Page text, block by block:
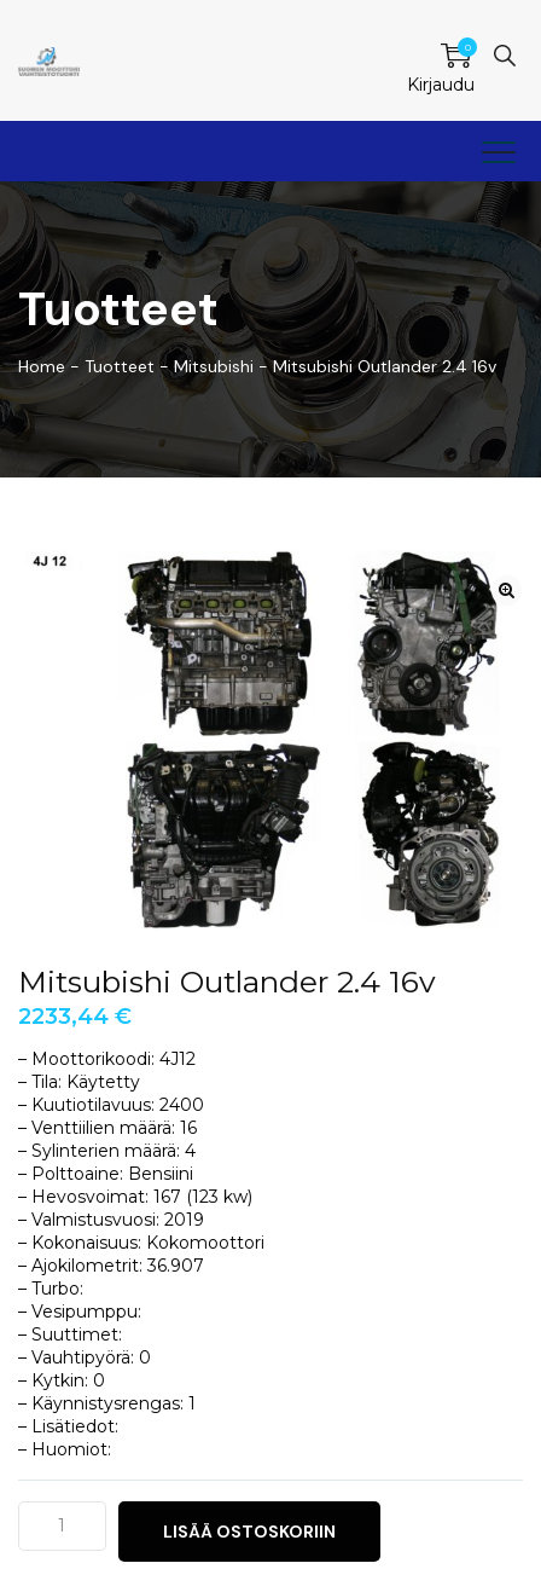
0
Kirjaudu
Tuotteet
Home- Tuotteet -Mitsubishi -Mitsubishi Outlander 2.4 16v
Mitsubishi Outlander 2.4 16v
2233,44 €
– Moottorikoodi: 4J12
– Tila: Käytetty
– Kuutiotilavuus: 2400
– Venttiilien määrä: 16
– Sylinterien määrä: 4
– Polttoaine: Bensiini
– Hevosvoimat: 167 (123 kw)
– Valmistusvuosi: 2019
– Kokonaisuus: Kokomoottori
– Ajokilometrit: 36.907
– Turbo:
– Vesipumppu:
– Suuttimet:
– Vauhtipyörä: 0
– Kytkin: 0
– Käynnistysrengas: 1
– Lisätiedot:
– Huomiot:
Mitsubishi
Outlander
2.4
LISÄÄ OSTOSKORIIN